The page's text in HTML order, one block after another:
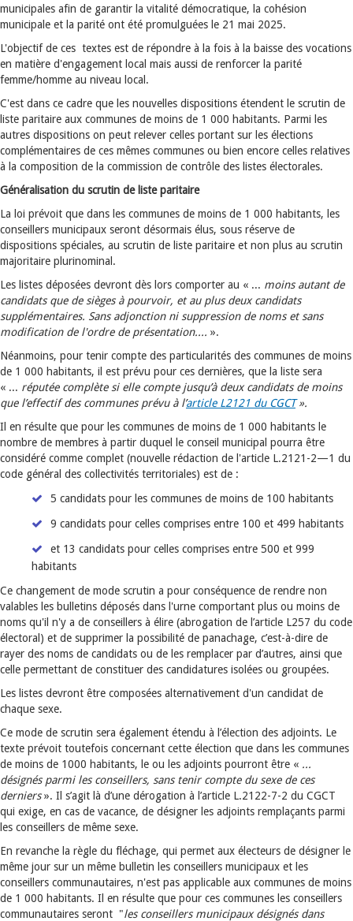
municipales afin de garantir la vitalité démocratique, la cohésion
municipale et la parité ont été promulguées le 21 mai 2025.
L'objectif de ces textes est de répondre à la fois à la baisse des vocations
en matière d'engagement local mais aussi de renforcer la parité
femme/homme au niveau local.
C'est dans ce cadre que les nouvelles dispositions étendent le scrutin de
liste paritaire aux communes de moins de 1 000 habitants. Parmi les
autres dispositions on peut relever celles portant sur les élections
complémentaires de ces mêmes communes ou bien encore celles relatives
à la composition de la commission de contrôle des listes électorales.
Généralisation du scrutin de liste paritaire
La loi prévoit que dans les communes de moins de 1 000 habitants, les
conseillers municipaux seront désormais élus, sous réserve de
dispositions spéciales, au scrutin de liste paritaire et non plus au scrutin
majoritaire plurinominal.
Les listes déposées devront dès lors comporter au « ... moins autant de
candidats que de sièges à pourvoir, et au plus deux candidats
supplémentaires. Sans adjonction ni suppression de noms et sans
modification de l'ordre de présentation.... ».
Néanmoins, pour tenir compte des particularités des communes de moins
de 1 000 habitants, il est prévu pour ces dernières, que la liste sera
« ... réputée complète si elle compte jusqu’à deux candidats de moins
que l’effectif des communes prévu à l’article L2121 du CGCT».
Il en résulte que pour les communes de moins de 1 000 habitants le
nombre de membres à partir duquel le conseil municipal pourra être
considéré comme complet (nouvelle rédaction de l'article L.2121-2—1 du
code général des collectivités territoriales) est de :
5 candidats pour les communes de moins de 100 habitants
9 candidats pour celles comprises entre 100 et 499 habitants
et 13 candidats pour celles comprises entre 500 et 999
habitants
Ce changement de mode scrutin a pour conséquence de rendre non
valables les bulletins déposés dans l'urne comportant plus ou moins de
noms qu'il n'y a de conseillers à élire (abrogation de l’article L257 du code
électoral) et de supprimer la possibilité de panachage, c’est-à-dire de
rayer des noms de candidats ou de les remplacer par d’autres, ainsi que
celle permettant de constituer des candidatures isolées ou groupées.
Les listes devront être composées alternativement d'un candidat de
chaque sexe.
Ce mode de scrutin sera également étendu à l’élection des adjoints. Le
texte prévoit toutefois concernant cette élection que dans les communes
de moins de 1000 habitants, le ou les adjoints pourront être « ...
désignés parmi les conseillers, sans tenir compte du sexe de ces
derniers». Il s’agit là d’une dérogation à l’article L.2122-7-2 du CGCT
qui exige, en cas de vacance, de désigner les adjoints remplaçants parmi
les conseillers de même sexe.
En revanche la règle du fléchage, qui permet aux électeurs de désigner le
même jour sur un même bulletin les conseillers municipaux et les
conseillers communautaires, n'est pas applicable aux communes de moins
de 1 000 habitants. Il en résulte que pour ces communes les conseillers
communautaires seront "les conseillers municipaux désignés dans